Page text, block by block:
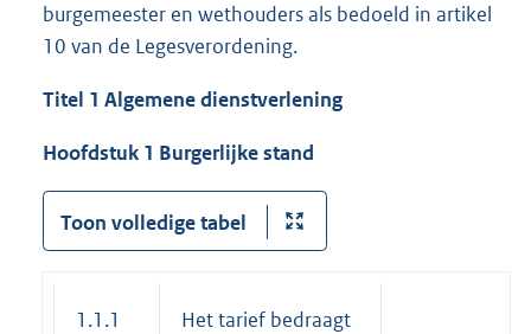
burgemeester en wethouders als bedoeld in artikel
10 van de Legesverordening.
Titel 1 Algemene dienstverlening
Hoofdstuk 1 Burgerlijke stand
Toon volledige tabel
1.1.1
Het tarief bedraagt